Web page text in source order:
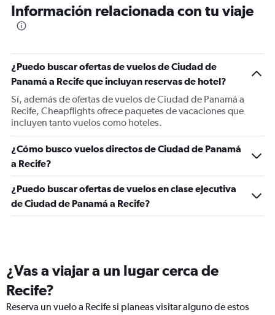
Información relacionada con tu viaje
¿Puedo buscar ofertas de vuelos de Ciudad de
Panamá a Recife que incluyan reservas de hotel?
Sí, además de ofertas de vuelos de Ciudad de Panamá a
Recife, Cheapflights ofrece paquetes de vacaciones que
incluyen tanto vuelos como hoteles.
¿Cómo busco vuelos directos de Ciudad de Panamá
a Recife?
¿Puedo buscar ofertas de vuelos en clase ejecutiva
de Ciudad de Panamá a Recife?
¿Vas a viajar a un lugar cerca de
Recife?
Reserva un vuelo a Recife si planeas visitar alguno de estos